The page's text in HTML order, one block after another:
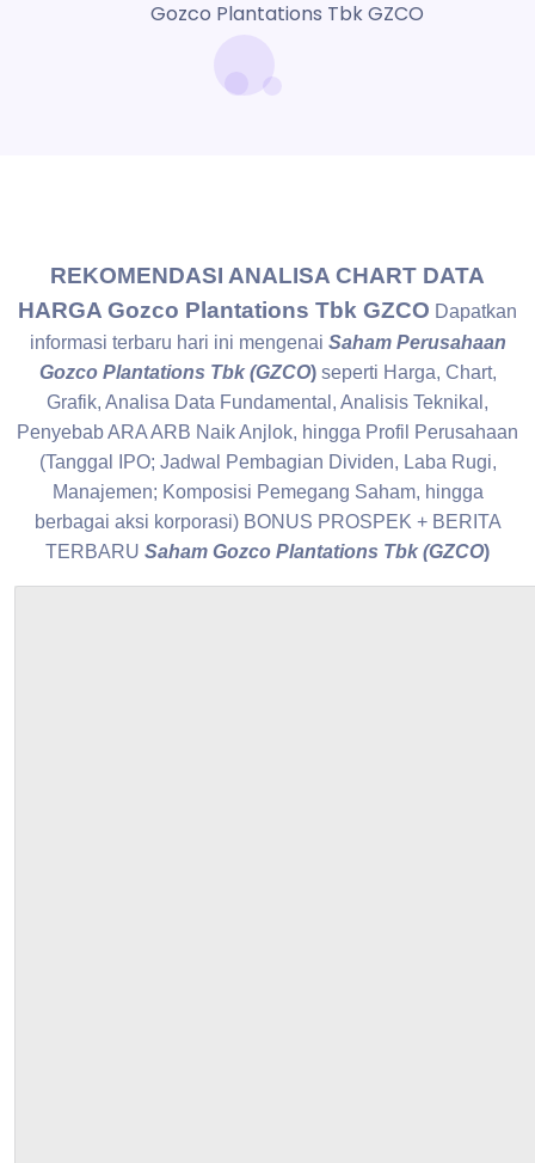
Gozco Plantations Tbk GZCO
REKOMENDASI ANALISA CHART DATA
HARGA Gozco Plantations Tbk GZCO Dapatkan
informasi terbaru hari ini mengenai Saham Perusahaan
Gozco Plantations Tbk (GZCO) seperti Harga, Chart,
Grafik, Analisa Data Fundamental, Analisis Teknikal,
Penyebab ARA ARB Naik Anjlok, hingga Profil Perusahaan
(Tanggal IPO; Jadwal Pembagian Dividen, Laba Rugi,
Manajemen; Komposisi Pemegang Saham, hingga
berbagai aksi korporasi) BONUS PROSPEK + BERITA
TERBARU Saham Gozco Plantations Tbk (GZCO)